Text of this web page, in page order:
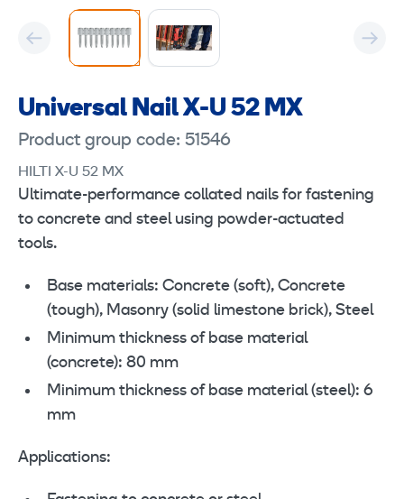
Universal Nail X-U 52 MX
Product group code: 51546
HILTI X-U 52 MX
Ultimate-performance collated nails for fastening
to concrete and steel using powder-actuated
tools.
Base materials: Concrete (soft), Concrete
(tough), Masonry (solid limestone brick), Steel
Minimum thickness of base material
(concrete): 80 mm
Minimum thickness of base material (steel): 6
mm
Applications: